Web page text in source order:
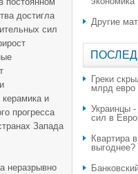
достигла
сил
и
прогресса
Запада
неразрывно
Другие
Греки
млрд евро
Украинцы
сил в
Квартира
выгоднее?